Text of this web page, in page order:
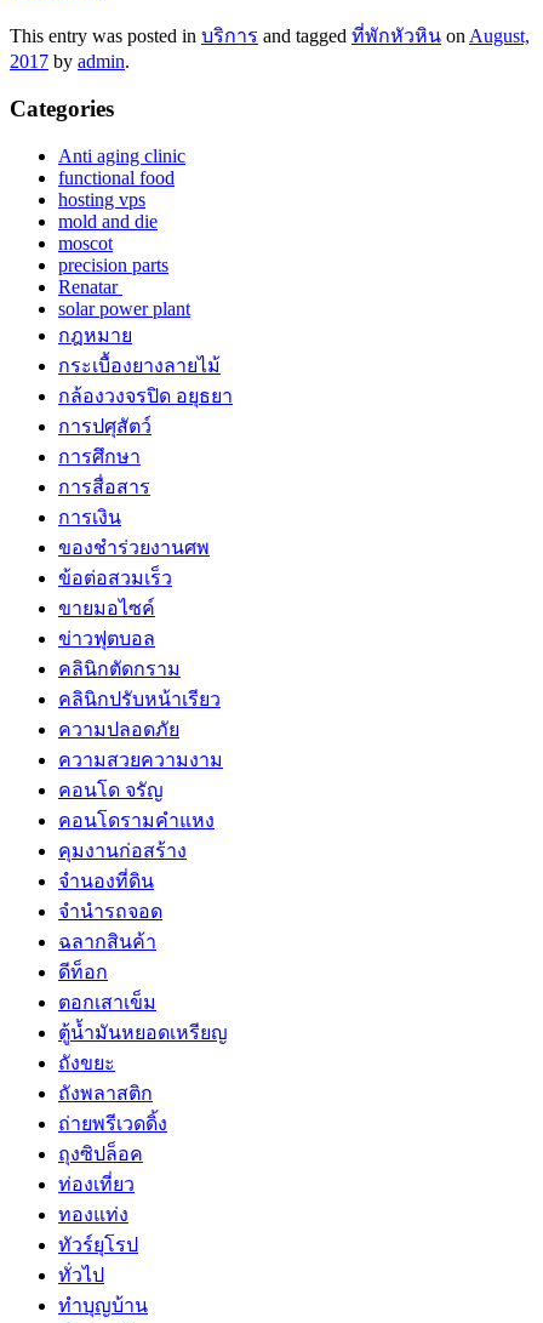
This entry was posted in บริการ and tagged ที่พักหัวหิน on August,
2017 by admin.
Categories
Anti aging clinic
functional food
hosting vps
mold and die
moscot
precision parts
Renatar
solar power plant
กฎหมาย
กระเบื้องยางลายไม้
กล้องวงจรปิด อยุธยา
การปศุสัตว์
การศึกษา
การสื่อสาร
การเงิน
ของชำร่วยงานศพ
ข้อต่อสวมเร็ว
ขายมอไซค์
ข่าวฟุตบอล
คลินิกตัดกราม
คลินิกปรับหน้าเรียว
ความปลอดภัย
ความสวยความงาม
คอนโด จรัญ
คอนโดรามคำแหง
คุมงานก่อสร้าง
จำนองที่ดิน
จำนำรถจอด
ฉลากสินค้า
ดีท็อก
ตอกเสาเข็ม
ตู้น้ำมันหยอดเหรียญ
ถังขยะ
ถังพลาสติก
ถ่ายพรีเวดดิ้ง
ถุงซิปล็อค
ท่องเที่ยว
ทองแท่ง
ทัวร์ยุโรป
ทั่วไป
ทำบุญบ้าน